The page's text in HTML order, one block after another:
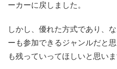
ーカーに戻しました。
しかし、優れた方式であり、
ーも参加できるジャンルだと
も残っていってほしいと思いま